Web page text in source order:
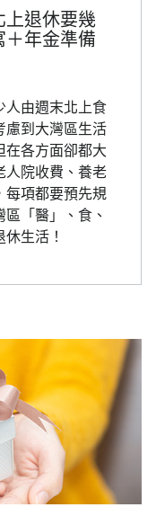
上退休要幾
＋年金準備
人由週末北上食
慮到大灣區生活
在各方面卻都大
人院收費、養老
每項都要預先規
「醫」、食、
生活！